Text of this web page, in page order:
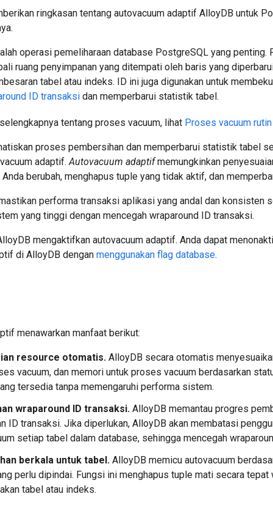
ringkasan tentang autovacuum adaptif AlloyDB untuk
operasi pemeliharaan database PostgreSQL yang penting.
ruang penyimpanan yang ditempati oleh baris yang
tabel atau indeks. ID ini juga digunakan untuk
ID transaksi dan memperbarui statistik tabel.
tentang proses vacuum, lihat Proses vacuum rutin
proses pembersihan dan memperbarui statistik tabel
adaptif.Autovacuum adaptifmemungkinkan
berubah, menghapus tuple yang tidak aktif, dan
performa transaksi aplikasi yang andal dan konsisten
yang tinggi dengan mencegah wraparound ID transaksi.
mengaktifkan autovacuum adaptif. Anda dapat
di AlloyDB dengan menggunakan flag database.
menawarkan manfaat berikut:
resource otomatis. AlloyDB secara otomatis
vacuum, dan memori untuk proses vacuum berdasarkan
tersedia tanpa memengaruhi performa sistem.
wraparound ID transaksi. AlloyDB memantau progres
ID transaksi. Jika diperlukan, AlloyDB akan membatasi
setiap tabel dalam database, sehingga mencegah
berkala untuk tabel. AlloyDB memicu autovacuum
perlu dipindai. Fungsi ini menghapus tuple mati secara tepat
tabel atau indeks.